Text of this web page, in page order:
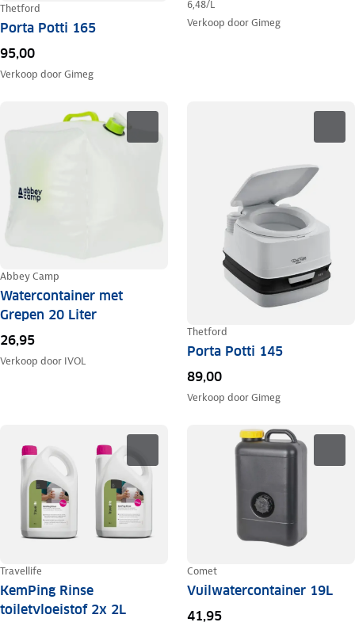
Thetford
Porta Potti 165
95,00
Verkoop doorGimeg
6,48/L
Verkoop doorGimeg
Abbey Camp
Watercontainer met
Grepen 20 Liter
26,95
Verkoop door IVOL
Thetford
Porta Potti 145
89,00
Verkoop doorGimeg
Travellife
KemPing Rinse
toiletvloeistof 2x 2L
Comet
Vuilwatercontainer 19L
41,95